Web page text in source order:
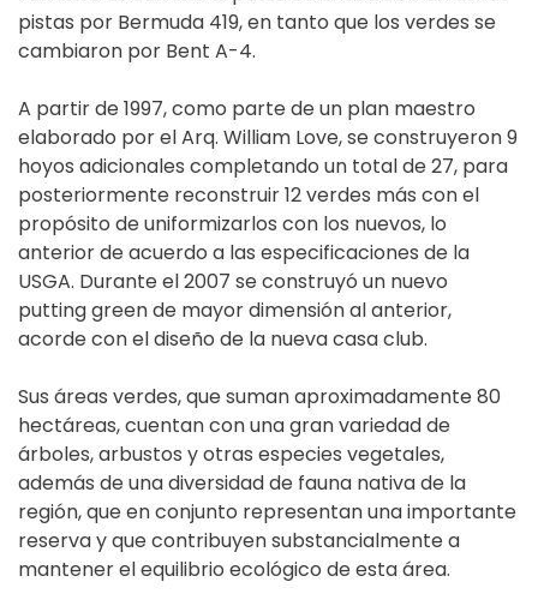
pistas por Bermuda 419, en tanto que los verdes se
cambiaron por Bent A-4.
A partir de 1997, como parte de un plan maestro
elaborado por el Arq. William Love, se construyeron 9
hoyos adicionales completando un total de 27, para
posteriormente reconstruir 12 verdes más con el
propósito de uniformizarlos con los nuevos, lo
anterior de acuerdo a las especificaciones de la
USGA. Durante el 2007 se construyó un nuevo
putting green de mayor dimensión al anterior,
acorde con el diseño de la nueva casa club.
Sus áreas verdes, que suman aproximadamente 80
hectáreas, cuentan con una gran variedad de
árboles, arbustos y otras especies vegetales,
además de una diversidad de fauna nativa de la
región, que en conjunto representan una importante
reserva y que contribuyen substancialmente a
mantener el equilibrio ecológico de esta área.